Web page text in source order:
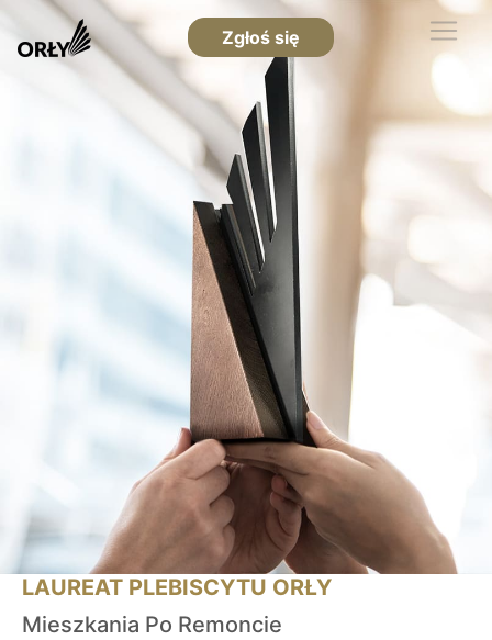
Zgłoś się
LAUREAT PLEBISCYTU ORŁY
Mieszkania Po Remoncie